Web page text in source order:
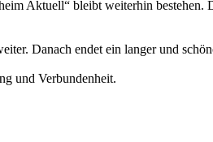
Aktuell“ bleibt weiterhin
Danach endet ein langer und
und Verbundenheit.